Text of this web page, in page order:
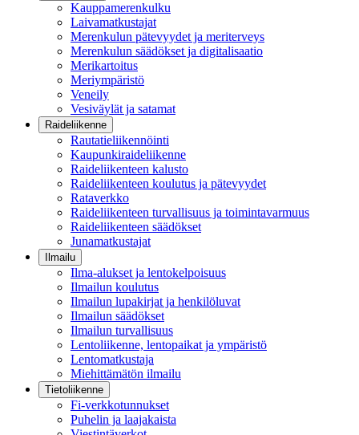
Kauppamerenkulku
Laivamatkustajat
Merenkulun pätevyydet ja meriterveys
Merenkulun säädökset ja digitalisaatio
Merikartoitus
Meriympäristö
Veneily
Vesiväylät ja satamat
Raideliikenne
Rautatieliikennöinti
Kaupunkiraideliikenne
Raideliikenteen kalusto
Raideliikenteen koulutus ja pätevyydet
Rataverkko
Raideliikenteen turvallisuus ja toimintavarmuus
Raideliikenteen säädökset
Junamatkustajat
Ilmailu
Ilma-alukset ja lentokelpoisuus
Ilmailun koulutus
Ilmailun lupakirjat ja henkilöluvat
Ilmailun säädökset
Ilmailun turvallisuus
Lentoliikenne, lentopaikat ja ympäristö
Lentomatkustaja
Miehittämätön ilmailu
Tietoliikenne
Fi-verkkotunnukset
Puhelin ja laajakaista